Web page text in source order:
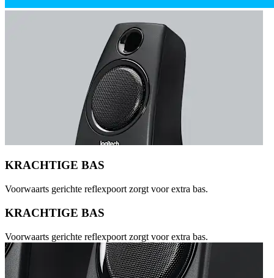
KRACHTIGE BAS
Voorwaarts gerichte reflexpoort zorgt voor extra bas.
KRACHTIGE BAS
Voorwaarts gerichte reflexpoort zorgt voor extra bas.